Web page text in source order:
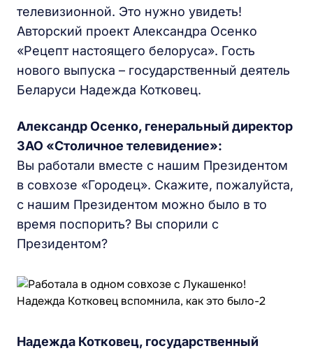
телевизионной. Это нужно увидеть!
Авторский проект Александра Осенко
«Рецепт настоящего белоруса». Гость
нового выпуска – государственный деятель
Беларуси Надежда Котковец.
Александр Осенко, генеральный директор
ЗАО «Столичное телевидение»:
Вы работали вместе с нашим Президентом
в совхозе «Городец». Скажите, пожалуйста,
с нашим Президентом можно было в то
время поспорить? Вы спорили с
Президентом?
Надежда Котковец, государственный